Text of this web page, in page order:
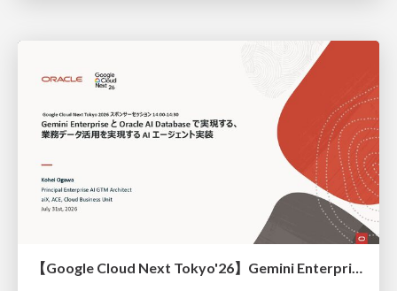
【Google Cloud Next Tokyo'26】Gemini Enterprise と Oracle AI Database で実現する、 業務データ活用を実現する AI エージェント実装